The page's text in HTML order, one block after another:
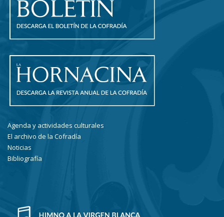
Agenda y actividades culturales
El archivo de la Cofradía
Noticias
Bibliografía